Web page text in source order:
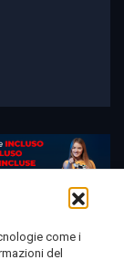
come i
del